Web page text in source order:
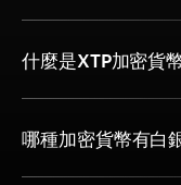
什麼是XTP加密貨
哪種加密貨幣有白